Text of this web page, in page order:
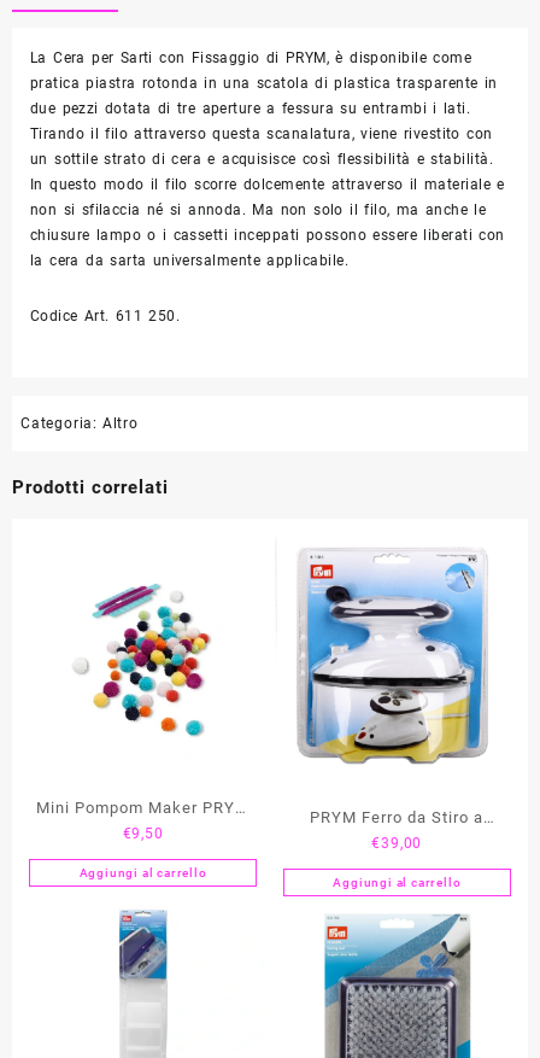
PRYM
La Cera per Sarti con Fissaggio di PRYM, è disponibile come
pratica piastra rotonda in una scatola di plastica trasparente in
due pezzi dotata di tre aperture a fessura su entrambi i lati.
Tirando il filo attraverso questa scanalatura, viene rivestito con
un sottile strato di cera e acquisisce così flessibilità e stabilità.
In questo modo il filo scorre dolcemente attraverso il materiale e
non si sfilaccia né si annoda. Ma non solo il filo, ma anche le
chiusure lampo o i cassetti inceppati possono essere liberati con
la cera da sarta universalmente applicabile.
Codice Art. 611 250.
Categoria: Altro
Prodotti correlati
Mini Pompom Maker PRYM
Love
€9,50
Aggiungi al carrello
PRYM Ferro da Stiro a
Vapore MINI
€39,00
Aggiungi al carrello